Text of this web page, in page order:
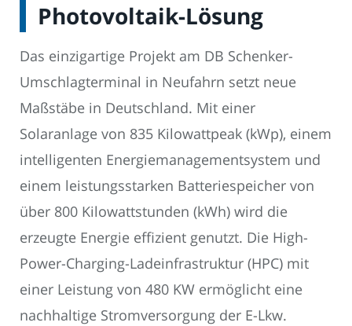
Photovoltaik-Lösung
Das einzigartige Projekt am DB Schenker-
Umschlagterminal in Neufahrn setzt neue
Maßstäbe in Deutschland. Mit einer
Solaranlage von 835 Kilowattpeak (kWp), einem
intelligenten Energiemanagementsystem und
einem leistungsstarken Batteriespeicher von
über 800 Kilowattstunden (kWh) wird die
erzeugte Energie effizient genutzt. Die High-
Power-Charging-Ladeinfrastruktur (HPC) mit
einer Leistung von 480 KW ermöglicht eine
nachhaltige Stromversorgung der E-Lkw.